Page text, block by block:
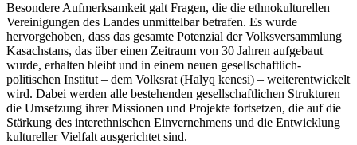
Besondere Aufmerksamkeit galt Fragen, die die ethnokulturellen
Vereinigungen des Landes unmittelbar betrafen. Es wurde
hervorgehoben, dass das gesamte Potenzial der Volksversammlung
Kasachstans, das über einen Zeitraum von 30 Jahren aufgebaut
wurde, erhalten bleibt und in einem neuen gesellschaftlich-
politischen Institut – dem Volksrat (Halyq kenesi) – weiterentwickelt
wird. Dabei werden alle bestehenden gesellschaftlichen Strukturen
die Umsetzung ihrer Missionen und Projekte fortsetzen, die auf die
Stärkung des interethnischen Einvernehmens und die Entwicklung
kultureller Vielfalt ausgerichtet sind.